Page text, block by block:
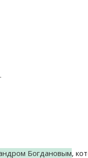
Богдановым,